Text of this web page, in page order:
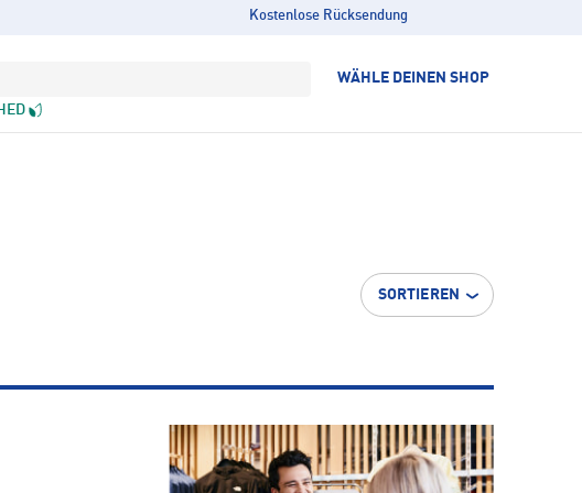
Kostenlose Rücksendung
WÄHLE DEINEN SHOP
SORTIEREN